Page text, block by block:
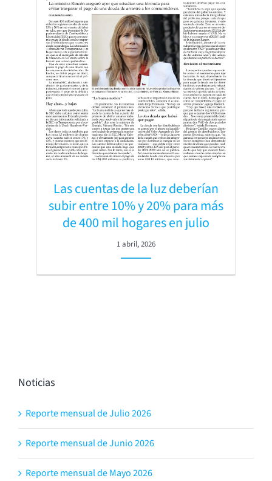
Las cuentas de la luz deberían
subir entre 10% y 20% para más
de 400 mil hogares en julio
1 abril, 2026
Noticias
Reporte mensual de Julio 2026
Reporte mensual de Junio 2026
Reporte mensual de Mayo 2026